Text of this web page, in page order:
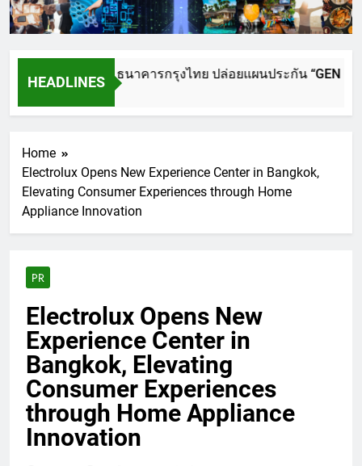
HEADLINES
ก! เคพีไอ จับมือ ธนาคารกรุงไทย ปล่อยแผนประกัน “GEN U
Home
Electrolux Opens New Experience Center in Bangkok,
Elevating Consumer Experiences through Home
Appliance Innovation
PR
Electrolux Opens New
Experience Center in
Bangkok, Elevating
Consumer Experiences
through Home Appliance
Innovation